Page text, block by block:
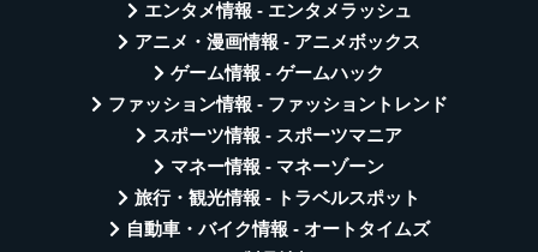
エンタメ情報 - エンタメラッシュ
アニメ・漫画情報 - アニメボックス
ゲーム情報 - ゲームハック
ファッション情報 - ファッショントレンド
スポーツ情報 - スポーツマニア
マネー情報 - マネーゾーン
旅行・観光情報 - トラベルスポット
自動車・バイク情報 - オートタイムズ